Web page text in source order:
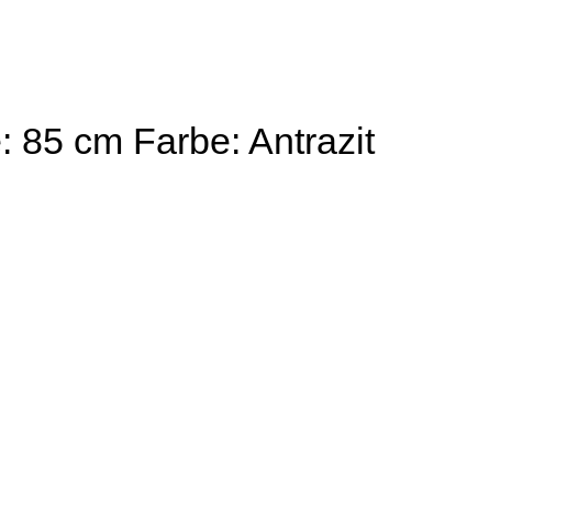
85 cm Farbe: Antrazit